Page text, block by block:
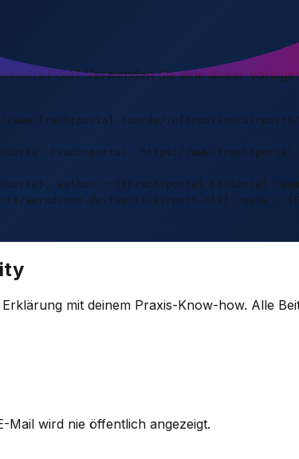
Post? Verwenden Sie eine dieser
de/information/
Frachtportal. https://
Fuerte}, author = {{Frachtportal Editorial
aerodromo-de-fuerte-airport-olk}, note =
mit deinem Praxis-Know-how. Alle
Mail wird nie öffentlich angezeigt.